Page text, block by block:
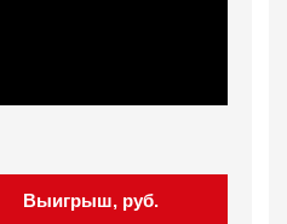
Выигрыш, руб.